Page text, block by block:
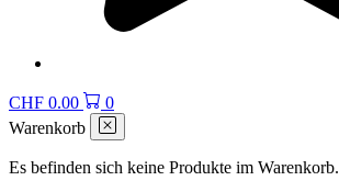
CHF 0.00
0
Warenkorb
Es befinden sich keine Produkte im Warenkorb.